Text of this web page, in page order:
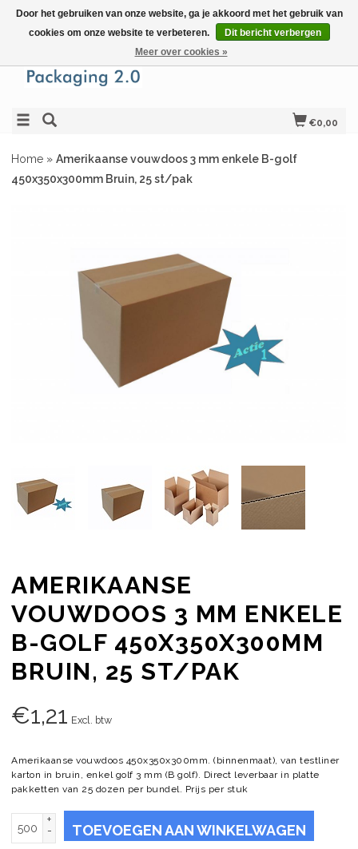
€0,00
Home » Amerikaanse vouwdoos 3 mm enkele B-golf
450x350x300mm Bruin, 25 st/pak
AMERIKAANSE
VOUWDOOS 3 MM ENKELE
B-GOLF 450X350X300MM
BRUIN, 25 ST/PAK
€1,21 Excl. btw
Amerikaanse vouwdoos 450x350x300mm. (binnenmaat), van testliner
karton in bruin, enkel golf 3 mm (B golf). Direct leverbaar in platte
pakketten van 25 dozen per bundel. Prijs per stuk
+
-
TOEVOEGEN AAN WINKELWAGEN
Door het gebruiken van onze website, ga je akkoord met het gebruik van
cookies om onze website te verbeteren.
Dit bericht verbergen
Meer over cookies »